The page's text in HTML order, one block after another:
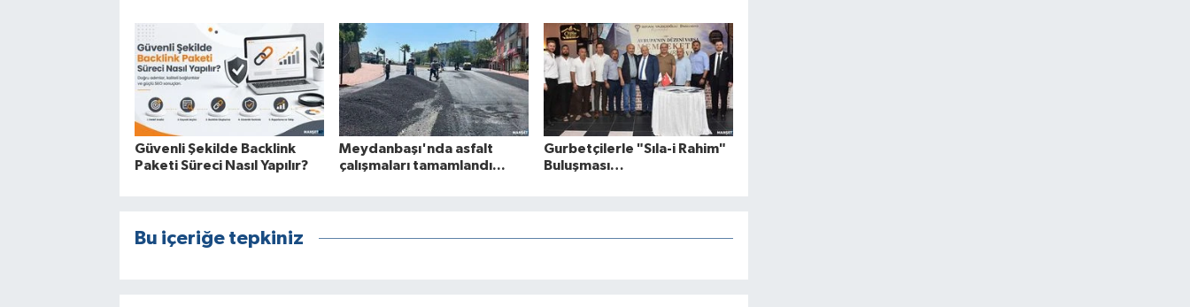
Güvenli Şekilde Backlink
Paketi Süreci Nasıl Yapılır?
Meydanbaşı'nda asfalt
çalışmaları tamamlandı...
Gurbetçilerle "Sıla-i Rahim"
Buluşması…
Bu içeriğe tepkiniz